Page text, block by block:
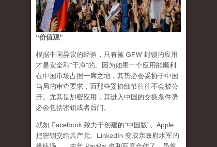
“价值观”
根据中国异议的经验，只有被 GFW 封锁的应用
才是安全和“干净”的。因为如果一个应用能顺利
在中国市场占据一席之地，其势必会妥协于中国
当局的审查要求，而那些妥协细节往往不会被公
开。尤其是加密应用，其进入中国的交换条件势
必会包括密钥或者后门。
就如 Facebook 致力于创建的“中国版”、Apple
把密钥交给共产党、LinkedIn 变成亲政府水军的